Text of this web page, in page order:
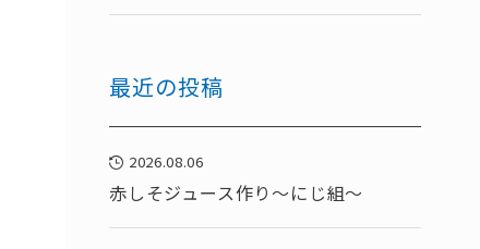
最近の投稿
2026.08.06
赤しそジュース作り～にじ組～